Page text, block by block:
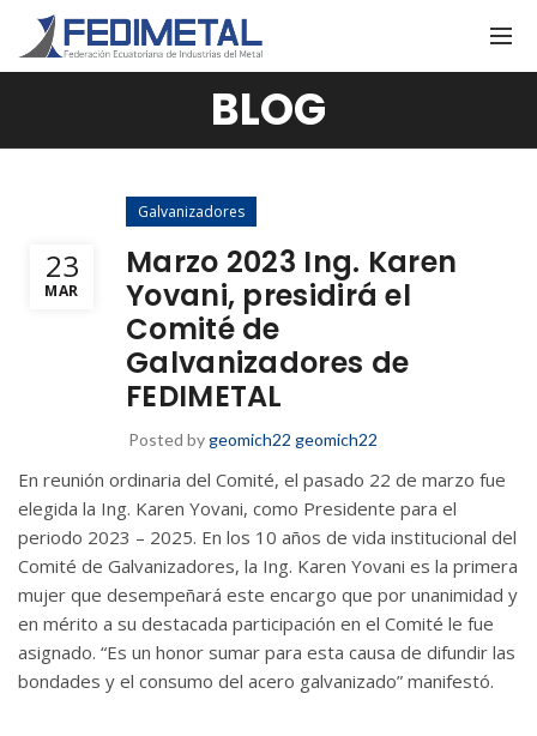
BLOG
23
MAR
Galvanizadores
Marzo 2023 Ing. Karen
Yovani, presidirá el
Comité de
Galvanizadores de
FEDIMETAL
Posted bygeomich22 geomich22
En reunión ordinaria del Comité, el pasado 22 de marzo fue
elegida la Ing. Karen Yovani, como Presidente para el
periodo 2023 – 2025. En los 10 años de vida institucional del
Comité de Galvanizadores, la Ing. Karen Yovani es la primera
mujer que desempeñará este encargo que por unanimidad y
en mérito a su destacada participación en el Comité le fue
asignado. “Es un honor sumar para esta causa de difundir las
bondades y el consumo del acero galvanizado” manifestó.